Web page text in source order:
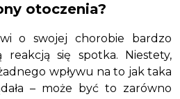
otoczenia?
o swojej chorobie bardzo
się spotka. Niestety,
wpływu na to jak taka
– może być to zarówno